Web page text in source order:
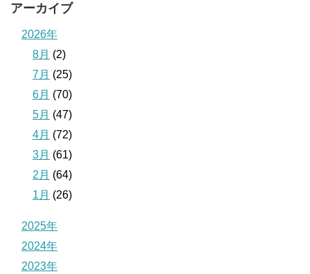
アーカイブ
2026年
8月 (2)
7月 (25)
6月 (70)
5月 (47)
4月 (72)
3月 (61)
2月 (64)
1月 (26)
2025年
2024年
2023年